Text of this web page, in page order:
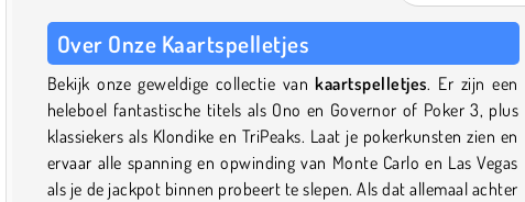
Over Onze Kaartspelletjes
Bekijk onze geweldige collectie vankaartspelletjes. Er zijn een
heleboel fantastische titels als Ono en Governor of Poker 3, plus
klassiekers als Klondike en TriPeaks. Laat je pokerkunsten zien en
ervaar alle spanning en opwinding van Monte Carlo en Las Vegas
als je de jackpot binnen probeert te slepen. Als dat allemaal achter